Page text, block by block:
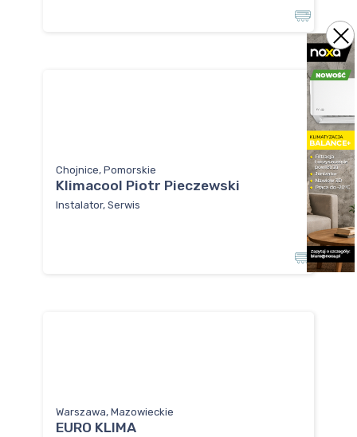
Chojnice, Pomorskie
Klimacool Piotr Pieczewski
Instalator, Serwis
Warszawa, Mazowieckie
EURO KLIMA